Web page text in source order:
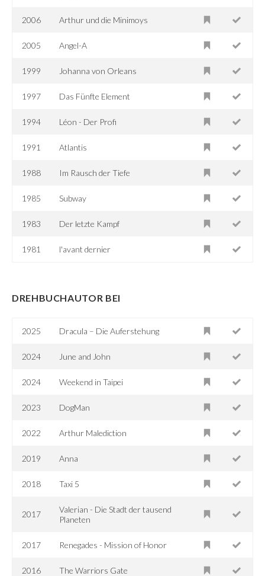
2006 Arthur und die Minimoys
2005 Angel-A
1999 Johanna von Orleans
1997 Das Fünfte Element
1994 Léon - Der Profi
1991 Atlantis
1988 Im Rausch der Tiefe
1985 Subway
1983 Der letzte Kampf
1981 l'avant dernier
DREHBUCHAUTOR BEI
2025 Dracula – Die Auferstehung
2024 June and John
2024 Weekend in Taipei
2023 DogMan
2022 Arthur Malediction
2019 Anna
2018 Taxi 5
2017
Valerian - Die Stadt der tausend
Planeten
2017 Renegades - Mission of Honor
2016 The Warriors Gate